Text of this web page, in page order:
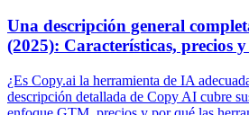
Una descripción general
(2025): Características, precios
¿Es Copy.ai la herramienta de IA
descripción detallada de Copy AI cubre